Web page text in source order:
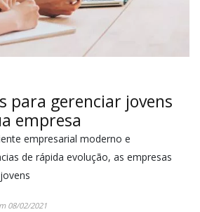
para gerenciar jovens
empresa
empresarial moderno e
de rápida evolução, as empresas
08/02/2021